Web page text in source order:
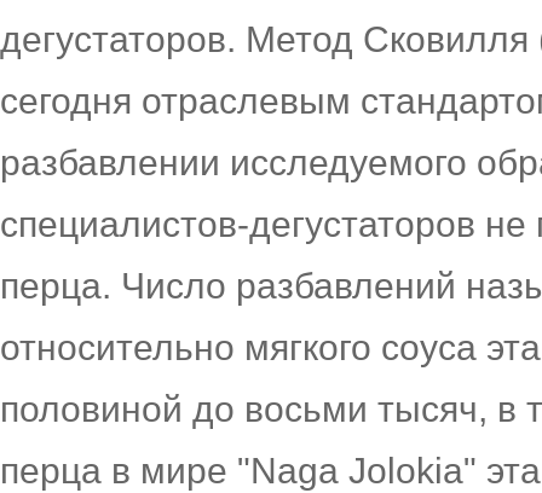
дегустаторов. Метод
сегодня отраслевым
разбавлении исследуемого
специалистов-дегустаторов не
перца. Число разбавлений
относительно мягкого соуса
половиной до восьми тысяч, в
перца в мире "Naga Jolokia"